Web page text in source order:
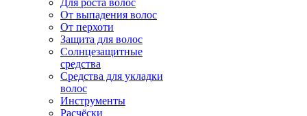
Для роста волос
От выпадения волос
От перхоти
Защита для волос
Солнцезащитные
средства
Средства для укладки
волос
Инструменты
Расчёски